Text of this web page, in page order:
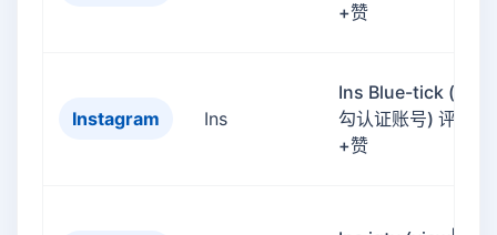
+赞
Instagram Ins
Ins Blue-tick (蓝勾
勾认证账号) 评论
+赞